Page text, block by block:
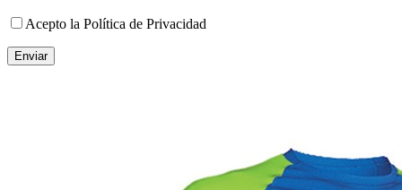
Acepto la Política de Privacidad
Enviar